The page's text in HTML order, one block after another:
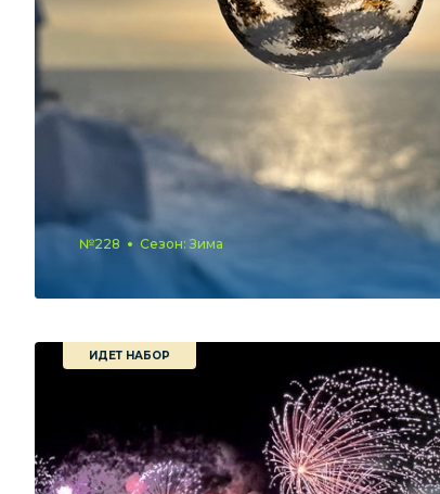
№228 Сезон: Зима
ИДЕТ НАБОР